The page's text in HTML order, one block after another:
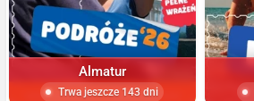
Almatur
Trwa jeszcze 143 dni